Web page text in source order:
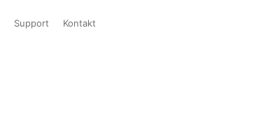
Support Kontakt